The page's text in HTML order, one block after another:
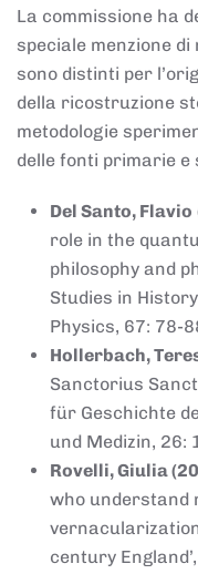
La commissione ha
speciale menzione
sono distinti per
della ricostruzione
metodologie
delle fonti primarie e
Del Santo, Flavio
role in the
philosophy and
Studies in
Physics, 67: 78-
Hollerbach,
Sanctorius
für Geschichte
und Medizin, 26:
Rovelli, Giulia
who understand
century